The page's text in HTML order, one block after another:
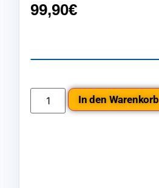
99,90€
In den Warenkorb